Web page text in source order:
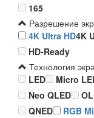
165
Разрешение
4K Ultra HD4K
HD-Ready
Технология
LED
Micro
Neo QLED
QNED
RGB